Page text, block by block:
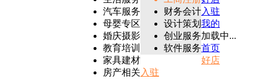
汽车服务
母婴专区
婚庆摄影
教育培训
家具建材
房产相关
财务会计
设计策划
创业服务
软件服务
入驻
我的
加载中...
首页
好店
入驻